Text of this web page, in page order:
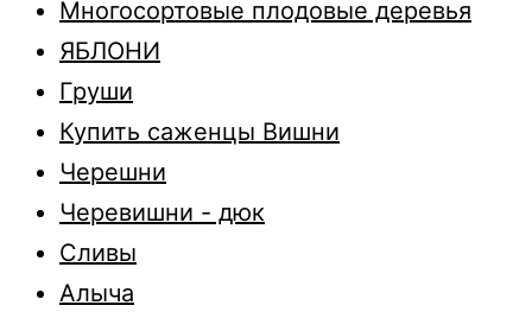
Многосортовые плодовые деревья
ЯБЛОНИ
Груши
Купить саженцы Вишни
Черешни
Черевишни - дюк
Сливы
Алыча